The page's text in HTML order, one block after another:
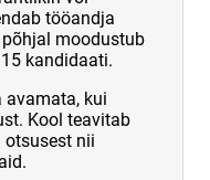
tööandja
moodustub
kandidaati.
avamata, kui
Kool teavitab
otsusest nii